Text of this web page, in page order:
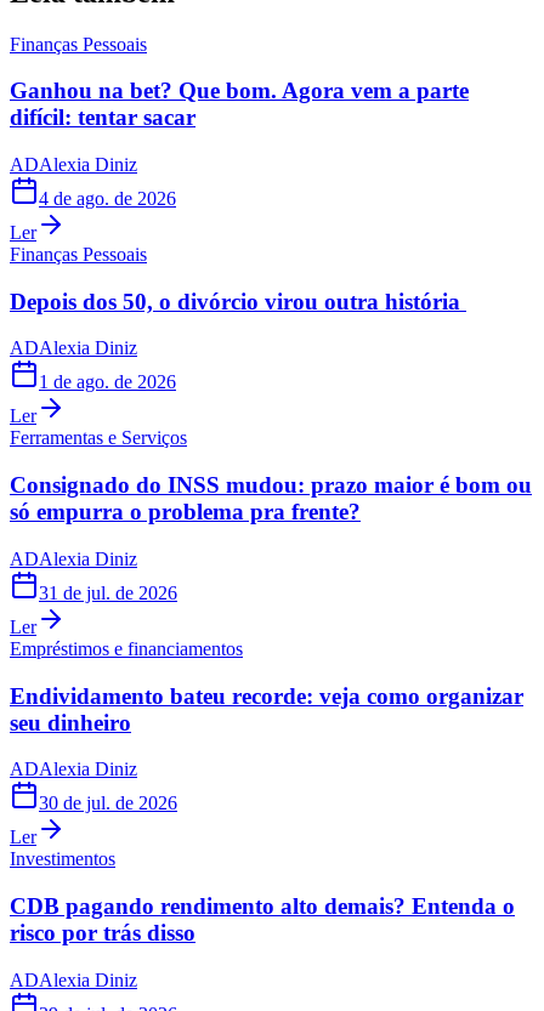
Finanças Pessoais
Ganhou na bet? Que bom. Agora vem a parte
difícil: tentar sacar
ADAlexia Diniz
4 de ago. de 2026
Ler
Finanças Pessoais
Depois dos 50, o divórcio virou outra história
ADAlexia Diniz
1 de ago. de 2026
Ler
Ferramentas e Serviços
Consignado do INSS mudou: prazo maior é bom ou
só empurra o problema pra frente?
ADAlexia Diniz
31 de jul. de 2026
Ler
Empréstimos e financiamentos
Endividamento bateu recorde: veja como organizar
seu dinheiro
ADAlexia Diniz
30 de jul. de 2026
Ler
Investimentos
CDB pagando rendimento alto demais? Entenda o
risco por trás disso
ADAlexia Diniz